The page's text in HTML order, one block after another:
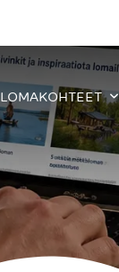
LOMAKOHTEET